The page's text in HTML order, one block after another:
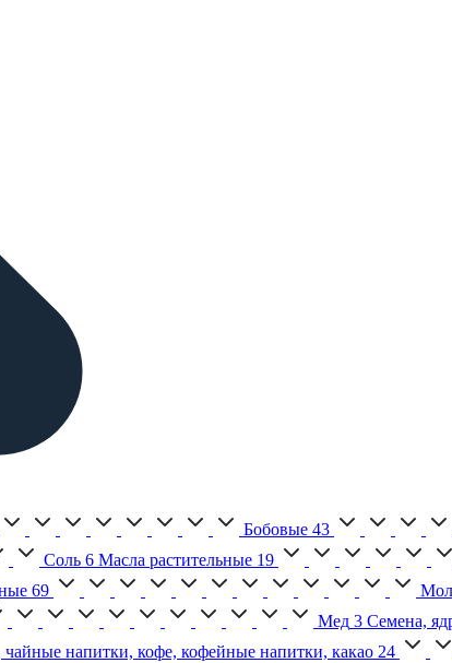
Бобовые 43
Соль 6 Масла растительные 19
69
Мед 3 Семена,
чайные напитки, кофе, кофейные напитки, какао 24